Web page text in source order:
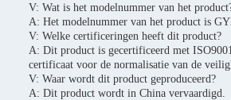
V: Wat is het modelnummer van het
A: Het modelnummer van het product is
V: Welke certificeringen heeft dit product?
A: Dit product is gecertificeerd met
certificaat voor de normalisatie van de
V: Waar wordt dit product geproduceerd?
A: Dit product wordt in China vervaardigd.